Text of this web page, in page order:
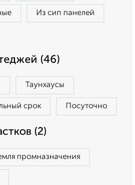
Из сип панелей
(46)
Таунхаусы
срок Посуточно
(2)
промназначения